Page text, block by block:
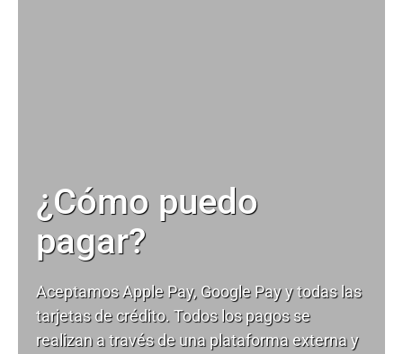
¿Cómo puedo
pagar?
Aceptamos Apple Pay, Google Pay y todas las
tarjetas de crédito. Todos los pagos se
realizan a través de una plataforma externa y